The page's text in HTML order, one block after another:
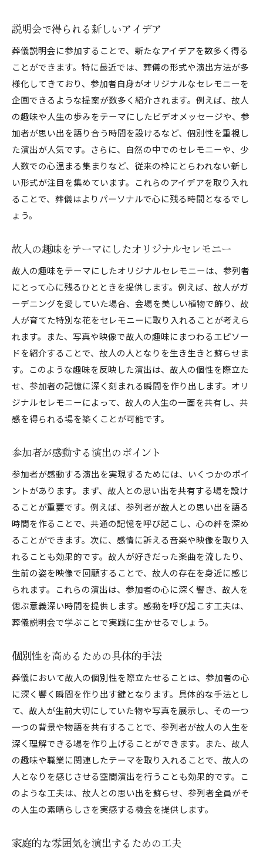
説明会で得られる新しいアイデア
葬儀説明会に参加することで、新たなアイデアを数多く得る
ことができます。特に最近では、葬儀の形式や演出方法が多
様化してきており、参加者自身がオリジナルなセレモニーを
企画できるような提案が数多く紹介されます。例えば、故人
の趣味や人生の歩みをテーマにしたビデオメッセージや、参
加者が思い出を語り合う時間を設けるなど、個別性を重視し
た演出が人気です。さらに、自然の中でのセレモニーや、少
人数での心温まる集まりなど、従来の枠にとらわれない新し
い形式が注目を集めています。これらのアイデアを取り入れ
ることで、葬儀はよりパーソナルで心に残る時間となるでし
ょう。
故人の趣味をテーマにしたオリジナルセレモニー
故人の趣味をテーマにしたオリジナルセレモニーは、参列者
にとって心に残るひとときを提供します。例えば、故人がガ
ーデニングを愛していた場合、会場を美しい植物で飾り、故
人が育てた特別な花をセレモニーに取り入れることが考えら
れます。また、写真や映像で故人の趣味にまつわるエピソー
ドを紹介することで、故人の人となりを生き生きと蘇らせま
す。このような趣味を反映した演出は、故人の個性を際立た
せ、参加者の記憶に深く刻まれる瞬間を作り出します。オリ
ジナルセレモニーによって、故人の人生の一面を共有し、共
感を得られる場を築くことが可能です。
参加者が感動する演出のポイント
参加者が感動する演出を実現するためには、いくつかのポイ
ントがあります。まず、故人との思い出を共有する場を設け
ることが重要です。例えば、参列者が故人との思い出を語る
時間を作ることで、共通の記憶を呼び起こし、心の絆を深め
ることができます。次に、感情に訴える音楽や映像を取り入
れることも効果的です。故人が好きだった楽曲を流したり、
生前の姿を映像で回顧することで、故人の存在を身近に感じ
られます。これらの演出は、参加者の心に深く響き、故人を
偲ぶ意義深い時間を提供します。感動を呼び起こす工夫は、
葬儀説明会で学ぶことで実践に生かせるでしょう。
個別性を高めるための具体的手法
葬儀において故人の個別性を際立たせることは、参加者の心
に深く響く瞬間を作り出す鍵となります。具体的な手法とし
て、故人が生前大切にしていた物や写真を展示し、その一つ
一つの背景や物語を共有することで、参列者が故人の人生を
深く理解できる場を作り上げることができます。また、故人
の趣味や職業に関連したテーマを取り入れることで、故人の
人となりを感じさせる空間演出を行うことも効果的です。こ
のような工夫は、故人との思い出を蘇らせ、参列者全員がそ
の人生の素晴らしさを実感する機会を提供します。
家庭的な雰囲気を演出するための工夫